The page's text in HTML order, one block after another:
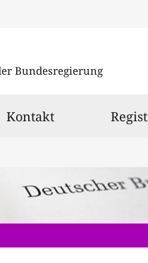
Bundesregierung
Kontakt